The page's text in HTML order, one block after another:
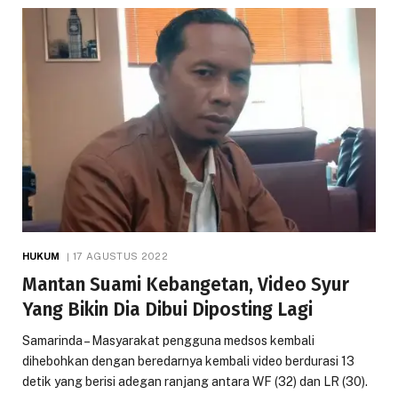
HUKUM 17 AGUSTUS 2022
Mantan Suami Kebangetan, Video Syur
Yang Bikin Dia Dibui Diposting Lagi
Samarinda – Masyarakat pengguna medsos kembali
dihebohkan dengan beredarnya kembali video berdurasi 13
detik yang berisi adegan ranjang antara WF (32) dan LR (30).